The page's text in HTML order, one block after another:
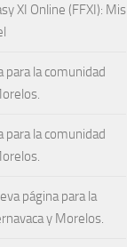
XI Online (FFXI): Mis
para la comunidad
para la comunidad
página para la
y Morelos.